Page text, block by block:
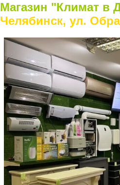
Магазин "Климат в
Челябинск, ул.